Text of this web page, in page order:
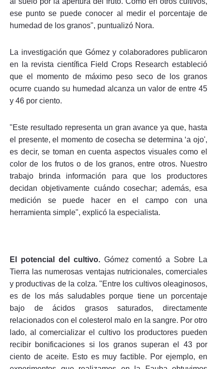
ese punto se puede conocer al medir el porcentaje de
humedad de los granos", puntualizó Nora.
La investigación que Gómez y colaboradores publicaron
en la revista científica Field Crops Research estableció
que el momento de máximo peso seco de los granos
ocurre cuando su humedad alcanza un valor de entre 45
y 46 por ciento.
"Este resultado representa un gran avance ya que, hasta
el presente, el momento de cosecha se determina ‘a ojo',
es decir, se toman en cuenta aspectos visuales como el
color de los frutos o de los granos, entre otros. Nuestro
trabajo brinda información para que los productores
decidan objetivamente cuándo cosechar; además, esa
medición se puede hacer en el campo con una
herramienta simple", explicó la especialista.
El potencial del cultivo. Gómez comentó a Sobre La
Tierra las numerosas ventajas nutricionales, comerciales
y productivas de la colza. "Entre los cultivos oleaginosos,
es de los más saludables porque tiene un porcentaje
bajo de ácidos grasos saturados, directamente
relacionados con el colesterol malo en la sangre. Por otro
lado, al comercializar el cultivo los productores pueden
recibir bonificaciones si los granos superan el 43 por
ciento de aceite. Esto es muy factible. Por ejemplo, en